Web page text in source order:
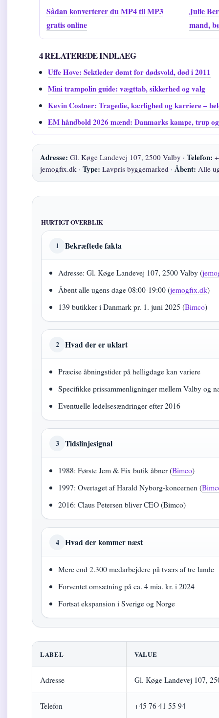
Sådan konverterer du MP4 til MP3
gratis online
Julie
mand,
4 RELATEREDE INDLAEG
Uffe Hove: Sektleder dømt for dødsvold, død i 2011
Mini trampolin guide: vægttab, sikkerhed og valg
Kevin Costner: Tragedie, kærlighed og karriere –
EM håndbold 2026 mænd: Danmarks kampe, trup
Adresse: Gl. Køge Landevej 107, 2500 Valby · Telefon:
jemogfix.dk · Type: Lavpris byggemarked · Åbent: Alle
HURTIGT OVERBLIK
1 Bekræftede fakta
Adresse: Gl. Køge Landevej 107, 2500 Valby (
Åbent alle ugens dage 08:00-19:00 (jemogfix.dk)
139 butikker i Danmark pr. 1. juni 2025 (Bimco)
2 Hvad der er uklart
Præcise åbningstider på helligdage kan variere
Specifikke prissammenligninger mellem Valby og
Eventuelle ledelsesændringer efter 2016
3 Tidslinjesignal
1988: Første Jem & Fix butik åbner (Bimco)
1997: Overtaget af Harald Nyborg-koncernen (
2016: Claus Petersen bliver CEO (Bimco)
4 Hvad der kommer næst
Mere end 2.300 medarbejdere på tværs af tre lande
Forventet omsætning på ca. 4 mia. kr. i 2024
Fortsat ekspansion i Sverige og Norge
LABEL VALUE
Adresse Gl. Køge Landevej 107,
Telefon +45 76 41 55 94